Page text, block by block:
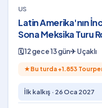
US
Latin Amerika'nın
Sona Meksika Turu
🗓12 gece 13 gün✈Uçaklı
★ Bu turda +1.853
İlk kalkış · 26 Oca 2027